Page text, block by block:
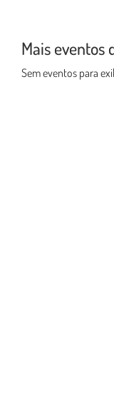
Mais eventos
Sem eventos para